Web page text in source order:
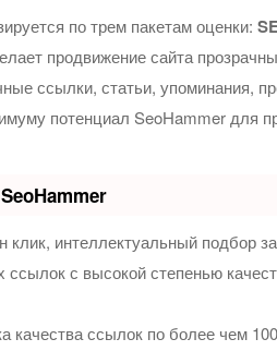
по трем пакетам оценки:
продвижение сайта
ссылки, статьи, упоминания,
потенциал SeoHammer для
интеллектуальный подбор
ссылок с высокой степенью
качества ссылок по более чем 100